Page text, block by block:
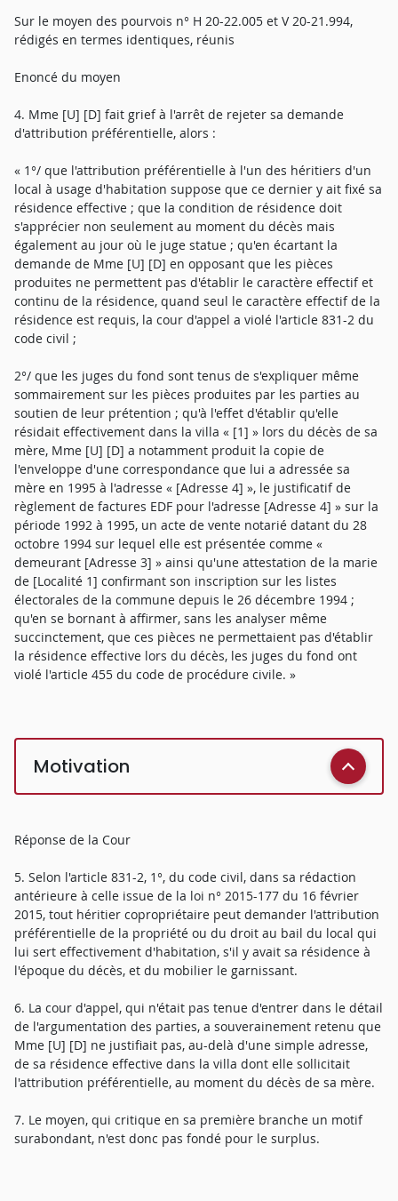
Sur le moyen des pourvois n° H 20-22.005 et V 20-21.994,
rédigés en termes identiques, réunis
Enoncé du moyen
4. Mme [U] [D] fait grief à l'arrêt de rejeter sa demande
d'attribution préférentielle, alors :
« 1°/ que l'attribution préférentielle à l'un des héritiers d'un
local à usage d'habitation suppose que ce dernier y ait fixé sa
résidence effective ; que la condition de résidence doit
s'apprécier non seulement au moment du décès mais
également au jour où le juge statue ; qu'en écartant la
demande de Mme [U] [D] en opposant que les pièces
produites ne permettent pas d'établir le caractère effectif et
continu de la résidence, quand seul le caractère effectif de la
résidence est requis, la cour d'appel a violé l'article 831-2 du
code civil ;
2°/ que les juges du fond sont tenus de s'expliquer même
sommairement sur les pièces produites par les parties au
soutien de leur prétention ; qu'à l'effet d'établir qu'elle
résidait effectivement dans la villa « [1] » lors du décès de sa
mère, Mme [U] [D] a notamment produit la copie de
l'enveloppe d'une correspondance que lui a adressée sa
mère en 1995 à l'adresse « [Adresse 4] », le justificatif de
règlement de factures EDF pour l'adresse [Adresse 4] » sur la
période 1992 à 1995, un acte de vente notarié datant du 28
octobre 1994 sur lequel elle est présentée comme «
demeurant [Adresse 3] » ainsi qu'une attestation de la marie
de [Localité 1] confirmant son inscription sur les listes
électorales de la commune depuis le 26 décembre 1994 ;
qu'en se bornant à affirmer, sans les analyser même
succinctement, que ces pièces ne permettaient pas d'établir
la résidence effective lors du décès, les juges du fond ont
violé l'article 455 du code de procédure civile. »
Motivation
Réponse de la Cour
5. Selon l'article 831-2, 1°, du code civil, dans sa rédaction
antérieure à celle issue de la loi n° 2015-177 du 16 février
2015, tout héritier copropriétaire peut demander l'attribution
préférentielle de la propriété ou du droit au bail du local qui
lui sert effectivement d'habitation, s'il y avait sa résidence à
l'époque du décès, et du mobilier le garnissant.
6. La cour d'appel, qui n'était pas tenue d'entrer dans le détail
de l'argumentation des parties, a souverainement retenu que
Mme [U] [D] ne justifiait pas, au-delà d'une simple adresse,
de sa résidence effective dans la villa dont elle sollicitait
l'attribution préférentielle, au moment du décès de sa mère.
7. Le moyen, qui critique en sa première branche un motif
surabondant, n'est donc pas fondé pour le surplus.